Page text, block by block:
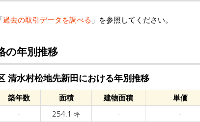
過去の取引データを調べる 」を参照してください。
の年別推移
清水村松地先新田における年別推移
築年数 面積 建物面積 単価
- 254.1 坪 - -